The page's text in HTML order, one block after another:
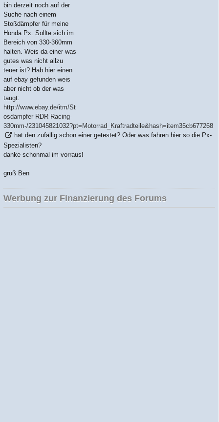
bin derzeit noch auf der
Suche nach einem
Stoßdämpfer für meine
Honda Px. Sollte sich im
Bereich von 330-360mm
halten. Weis da einer was
gutes was nicht allzu
teuer ist? Hab hier einen
auf ebay gefunden weis
aber nicht ob der was
taugt:
http://www.ebay.de/itm/St
osdampfer-RDR-Racing-
330mm-/231045821032?pt=Motorrad_Kraftradteile&hash=item35cb677268
hat den zufällig schon einer getestet? Oder was fahren hier so die Px-
Spezialisten?
danke schonmal im vorraus!
gruß Ben
Werbung zur Finanzierung des Forums